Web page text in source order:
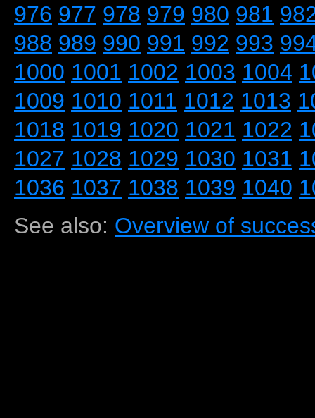
976 977 978 979 980 981
988 989 990 991 992 993
1000 1001 1002 1003 1004
1009 1010 1011 1012 1013
1018 1019 1020 1021 1022
1027 1028 1029 1030 1031
1036 1037 1038 1039 1040
See also: Overview of